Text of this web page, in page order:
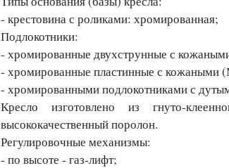
- крестовина с роликами: хромированная;
Подлокотники:
- хромированные двухструнные с
- хромированные пластинные с кожаными
- хромированными подлокотниками с
Кресло изготовлено из гнуто-
высококачественный поролон.
Регулировочные механизмы:
- по высоте - газ-лифт;